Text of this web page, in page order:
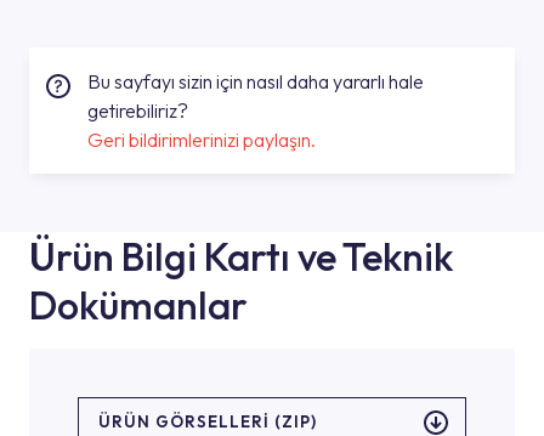
Bu sayfayı sizin için nasıl daha yararlı hale
getirebiliriz?
Geri bildirimlerinizi paylaşın.
Ürün Bilgi Kartı ve Teknik
Dokümanlar
ÜRÜN GÖRSELLERI (ZIP)